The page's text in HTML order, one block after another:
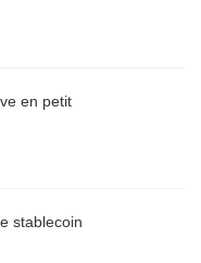
en petit
stablecoin